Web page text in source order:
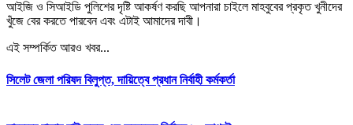
আইজি ও সিআইডি পুলিশের দৃষ্টি আকর্ষণ করছি আপনারা চাইলে মাহবুবের প্রকৃত খুনীদের
খুঁজে বের করতে পারবেন এবং এটাই আমাদের দাবী।
এই সম্পর্কিত আরও খবর...
সিলেট জেলা পরিষদ বিলুপ্ত, দায়িত্বে প্রধান নির্বাহী কর্মকর্তা